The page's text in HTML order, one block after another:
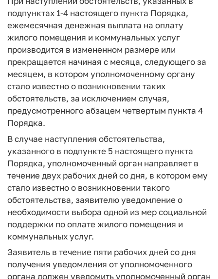
подпунктах 1-4 настоящего пункта Порядка,
ежемесячная денежная выплата на оплату
жилого помещения и коммунальных услуг
производится в измененном размере или
прекращается начиная с месяца, следующего за
месяцем, в котором уполномоченному органу
стало известно о возникновении таких
обстоятельств, за исключением случая,
предусмотренного абзацем четвертым пункта 4
Порядка.
В случае наступления обстоятельства,
указанного в подпункте 5 настоящего пункта
Порядка, уполномоченный орган направляет в
течение двух рабочих дней со дня, в котором ему
стало известно о возникновении такого
обстоятельства, заявителю уведомление о
необходимости выбора одной из мер социальной
поддержки по оплате жилого помещения и
коммунальных услуг.
Заявитель в течение пяти рабочих дней со дня
получения уведомления от уполномоченного
органа должен уведомить уполномоченный орган